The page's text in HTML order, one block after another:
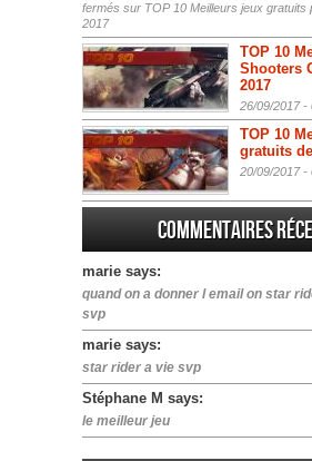
fermés sur TOP 10 Meilleurs jeux gratuits
2017
TOP 10
Shooters
2017
26/09/2017 -
TOP 10
gratuits
20/09/2017 -
Commentaires
marie says:
quand on a donner l email on star
svp
marie says:
star rider a vie svp
Stéphane M says:
le meilleur jeu